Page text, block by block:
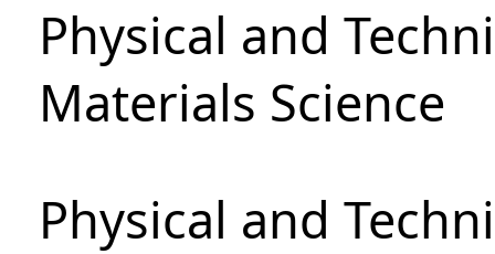
Physical and
Materials Science
Physical and